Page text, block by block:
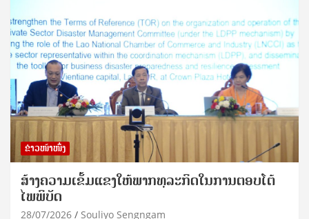
ຂ່າວໜ້າໜຶ່ງ
ສ້າງຄວາມເຂັ້ມແຂງໃຫ້ພາກທຸລະກິດໃນການຕອບໂຕ້
ໄພພິບັດ
28/07/2026 Souliyo Sengngam